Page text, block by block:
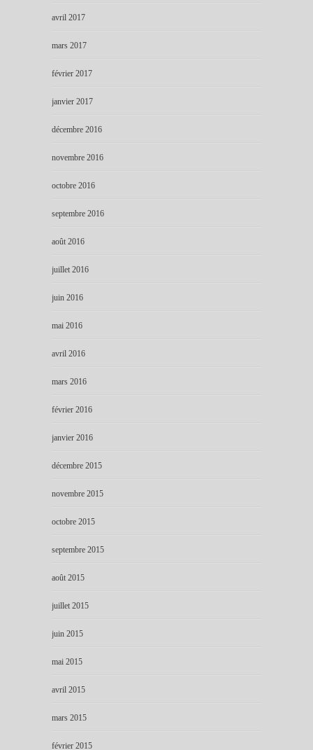
avril 2017
mars 2017
février 2017
janvier 2017
décembre 2016
novembre 2016
octobre 2016
septembre 2016
août 2016
juillet 2016
juin 2016
mai 2016
avril 2016
mars 2016
février 2016
janvier 2016
décembre 2015
novembre 2015
octobre 2015
septembre 2015
août 2015
juillet 2015
juin 2015
mai 2015
avril 2015
mars 2015
février 2015